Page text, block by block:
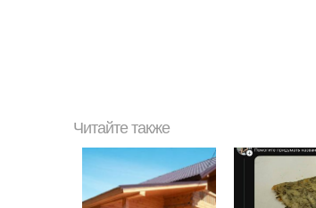
Читайте также